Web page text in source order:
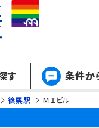
す 条件か
篠栗駅 ＭＩビル